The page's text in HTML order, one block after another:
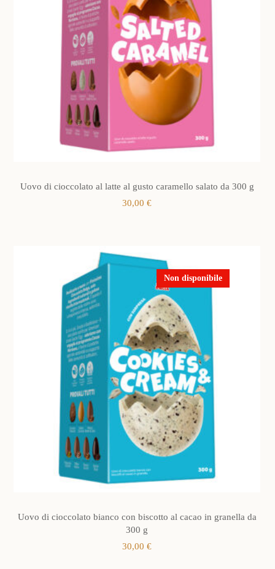
Uovo di cioccolato al latte al gusto caramello salato da 300 g
30,00€
Uovo di cioccolato bianco con biscotto al cacao in granella da
300 g
30,00€
Non disponibile